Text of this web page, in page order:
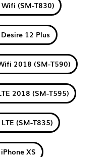
(SM-T830)
Desire 12 Plus
2018 (SM-T590)
2018 (SM-T595)
(SM-T835)
XS